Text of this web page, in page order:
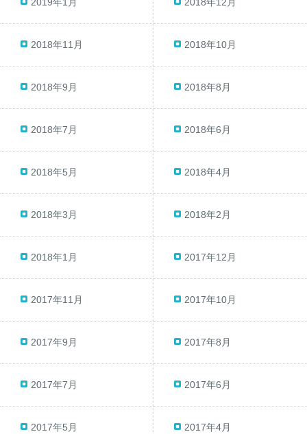
2019年1月 2018年12月
2018年11月 2018年10月
2018年9月 2018年8月
2018年7月 2018年6月
2018年5月 2018年4月
2018年3月 2018年2月
2018年1月 2017年12月
2017年11月 2017年10月
2017年9月 2017年8月
2017年7月 2017年6月
2017年5月 2017年4月